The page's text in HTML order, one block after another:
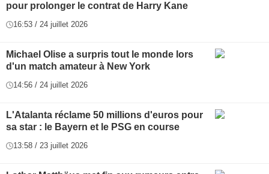
pour prolonger le contrat de Harry Kane
16:53 / 24 juillet 2026
Michael Olise a surpris tout le monde lors
d'un match amateur à New York
14:56 / 24 juillet 2026
L'Atalanta réclame 50 millions d'euros pour
sa star : le Bayern et le PSG en course
13:58 / 23 juillet 2026